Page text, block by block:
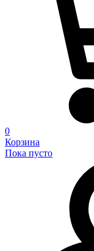
0
Корзина
Пока пусто